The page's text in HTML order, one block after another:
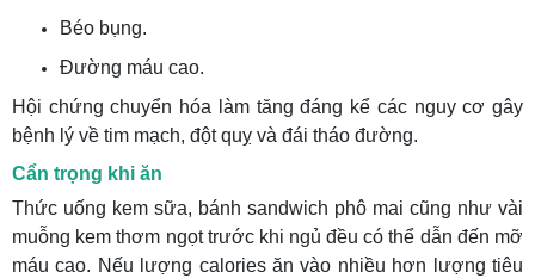
Béo bụng.
Đường máu cao.
Hội chứng chuyển hóa làm tăng đáng kể các nguy cơ gây
bệnh lý về tim mạch, đột quỵ và đái tháo đường.
Cẩn trọng khi ăn
Thức uống kem sữa, bánh sandwich phô mai cũng như vài
muỗng kem thơm ngọt trước khi ngủ đều có thể dẫn đến mỡ
máu cao. Nếu lượng calories ăn vào nhiều hơn lượng tiêu